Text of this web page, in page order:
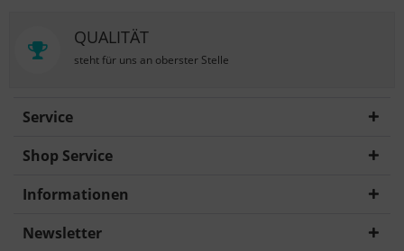
QUALITÄT
steht für uns an oberster Stelle
Service
Shop Service
Informationen
Newsletter